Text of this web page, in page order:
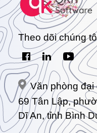
Theo dõi chúng
Văn phòng đại
69 Tân Lập,
Dĩ An, tỉnh Bình